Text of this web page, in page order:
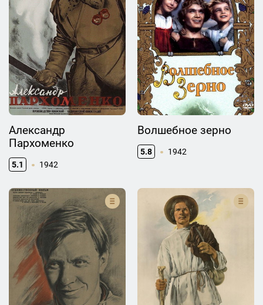
Александр
Пархоменко
5.1 1942
Волшебное зерно
5.8 1942